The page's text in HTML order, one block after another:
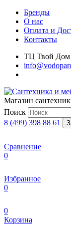
Бренды
О нас
Оплата и
Контакты
ТЦ Твой Дом
Магазин
Поиск
8 (499) 398 88 61
Сравнение
0
Избранное
0
0
Корзина